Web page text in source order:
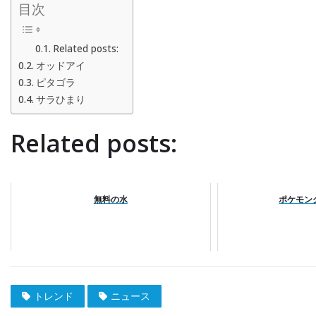
目次
Related posts:
オッドアイ
ピタゴラ
サラひまり
Related posts:
無料の水 ポケモン
トレンド ニュース